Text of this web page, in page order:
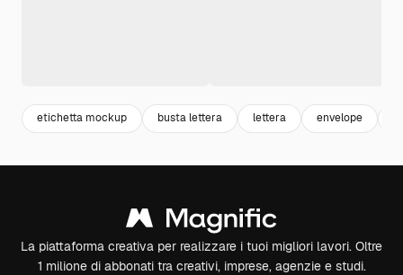
etichetta mockup busta lettera lettera envelope
La piattaforma creativa per realizzare i tuoi migliori lavori. Oltre
1 milione di abbonati tra creativi, imprese, agenzie e studi.